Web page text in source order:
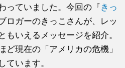
っていました。今回の『 きっ
ロガーのきっこさんが、レッ
もいえるメッセージを紹介。
ど現在の「アメリカの危機」
ています。